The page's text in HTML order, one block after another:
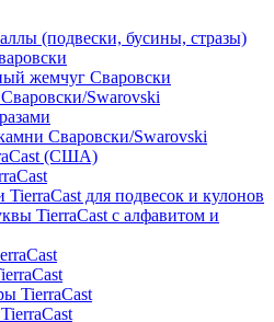
(подвески, бусины, стразы)
жемчуг Сваровски
Swarovski
Сваровски/Swarovski
(США)
TierraCast для подвесок и кулонов
TierraCast с алфавитом и
TierraCast